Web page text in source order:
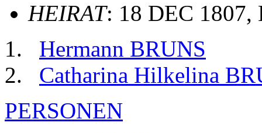
HEIRAT: 18 DEC 1807,
Hermann BRUNS
Catharina Hilkelina
PERSONEN